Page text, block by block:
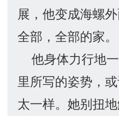
展，他变成海螺
全部，全部的家。
他身体力行地
里所写的姿势，
太一样。她别扭